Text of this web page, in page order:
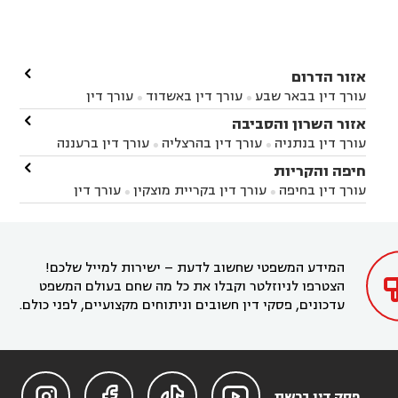
אזור הדרום
עורך דין בבאר שבע  עורך דין באשדוד 
עורך דין
באשקלון
עורך דין בבאר טוביה עורך דין בגן יבנה
עורך דין בניר הבנים עורך דין בערד
זיקים
עורך דין בנתיבות עורך דין בקרית מלאכי

אזור השרון והסביבה
עורך דין בנתניה  עורך דין בהרצליה  עורך דין ברעננה
עורך דין בחדרה עורך דין בכפר סבא
עורך דין בהוד
השרון
עורך דין באבן יהודה
עורך דין בחריש עורך דין בקיסריה עורך דין בקדימה

חיפה והקריות
עורך דין בחיפה  עורך דין בקריית מוצקין 
עורך דין
בקרית מוצקין
עורך דין בקריית אתא
עורך דין

המידע המשפטי שחשוב לדעת – ישירות למייל שלכם!
הצטרפו לניוזלטר וקבלו את כל מה שחם בעולם המשפט
עדכונים, פסקי דין חשובים וניתוחים מקצועיים, לפני כולם.